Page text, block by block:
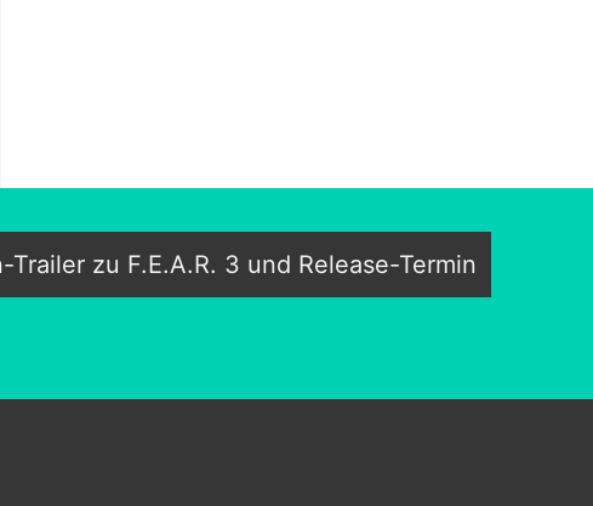
Trailer zu F.E.A.R. 3 und Release-Termin